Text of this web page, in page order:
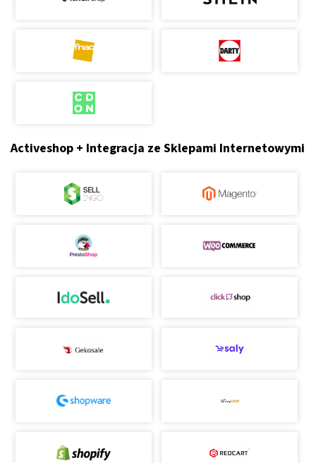
Activeshop + Integracja ze Sklepami Internetowymi